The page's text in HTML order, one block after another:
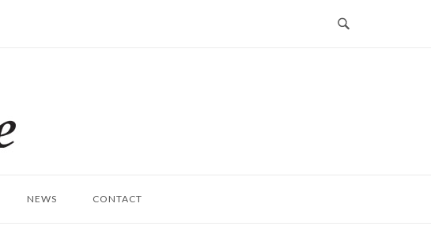
NEWS CONTACT